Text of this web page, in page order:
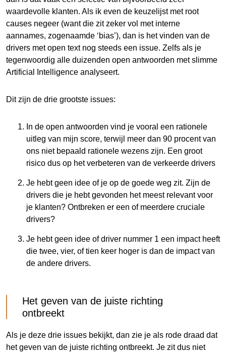
waardevolle klanten. Als ik even de keuzelijst met root
causes negeer (want die zit zeker vol met interne
aannames, zogenaamde ‘bias’), dan is het vinden van de
drivers met open text nog steeds een issue. Zelfs als je
tegenwoordig alle duizenden open antwoorden met slimme
Artificial Intelligence analyseert.
Dit zijn de drie grootste issues:
In de open antwoorden vind je vooral een rationele
uitleg van mijn score, terwijl meer dan 90 procent van
ons niet bepaald rationele wezens zijn. Een groot
risico dus op het verbeteren van de verkeerde drivers
Je hebt geen idee of je op de goede weg zit. Zijn de
drivers die je hebt gevonden het meest relevant voor
je klanten? Ontbreken er een of meerdere cruciale
drivers?
Je hebt geen idee of driver nummer 1 een impact heeft
die twee, vier, of tien keer hoger is dan de impact van
de andere drivers.
Het geven van de juiste richting
ontbreekt
Als je deze drie issues bekijkt, dan zie je als rode draad dat
het geven van de juiste richting ontbreekt. Je zit dus niet